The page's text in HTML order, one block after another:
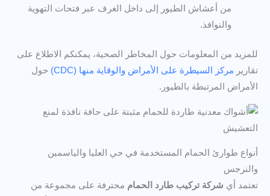
من أعشاش الطيور إلى داخل الغرف عبر فتحات التهوية
والنوافذ.
للمزيد من المعلومات حول المخاطر الصحية، يمكنكم الاطلاع على
تقارير مركز السيطرة على الأمراض والوقاية منها (CDC)
حول
الأمراض المرتبطة بالطيور.
أنواع طوارئ الحمام المستخدمة في حي العليا والياسمين
والنرجس
تعتمد أي شركة تركيب طارد الحمام محترفة على مجموعة من